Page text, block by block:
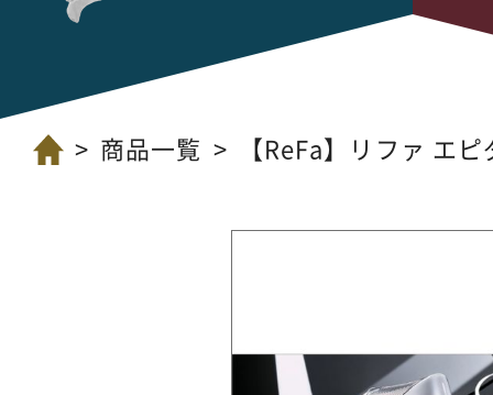
商品一覧 【ReFa】リファ エ